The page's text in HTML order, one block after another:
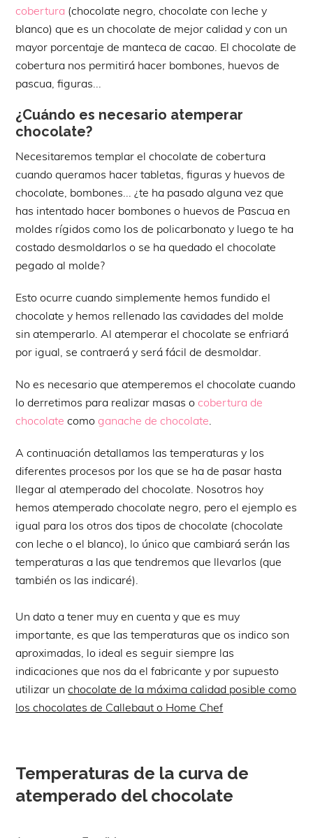
cobertura (chocolate negro, chocolate con leche y
blanco) que es un chocolate de mejor calidad y con un
mayor porcentaje de manteca de cacao. El chocolate de
cobertura nos permitirá hacer bombones, huevos de
pascua, figuras...
¿Cuándo es necesario atemperar
chocolate?
Necesitaremos templar el chocolate de cobertura
cuando queramos hacer tabletas, figuras y huevos de
chocolate, bombones... ¿te ha pasado alguna vez que
has intentado hacer bombones o huevos de Pascua en
moldes rígidos como los de policarbonato y luego te ha
costado desmoldarlos o se ha quedado el chocolate
pegado al molde?
Esto ocurre cuando simplemente hemos fundido el
chocolate y hemos rellenado las cavidades del molde
sin atemperarlo. Al atemperar el chocolate se enfriará
por igual, se contraerá y será fácil de desmoldar.
No es necesario que atemperemos el chocolate cuando
lo derretimos para realizar masas o cobertura de
chocolate como ganache de chocolate
A continuación detallamos las temperaturas y los
diferentes procesos por los que se ha de pasar hasta
llegar al atemperado del chocolate. Nosotros hoy
hemos atemperado chocolate negro, pero el ejemplo es
igual para los otros dos tipos de chocolate (chocolate
con leche o el blanco), lo único que cambiará serán las
temperaturas a las que tendremos que llevarlos (que
también os las indicaré).
Un dato a tener muy en cuenta y que es muy
importante, es que las temperaturas que os indico son
aproximadas, lo ideal es seguir siempre las
indicaciones que nos da el fabricante y por supuesto
utilizar unchocolate de la máxima calidad posible como
los chocolates de Callebaut o Home Chef
Temperaturas de la curva de
atemperado del chocolate